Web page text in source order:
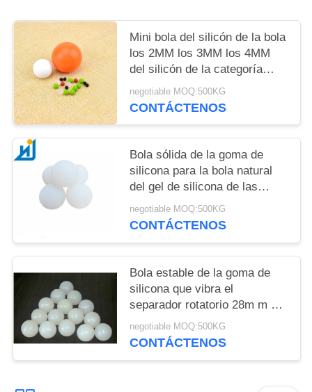
Mini bola del silicón de la bola
los 2MM los 3MM los 4MM
del silicón de la categoría
alimenticia pequeña los 5MM
negotiable MOQ:500KG
CONTÁCTENOS
Bola sólida de la goma de
silicona para la bola natural
del gel de silicona de las
bolas NR de la PU de la
pantalla de la vibración 35m
negotiable MOQ:500KG
CONTÁCTENOS
Bola estable de la goma de
silicona que vibra el
separador rotatorio 28m m del
tamiz del grano 30m m 35m m
negotiable MOQ:500KG
CONTÁCTENOS